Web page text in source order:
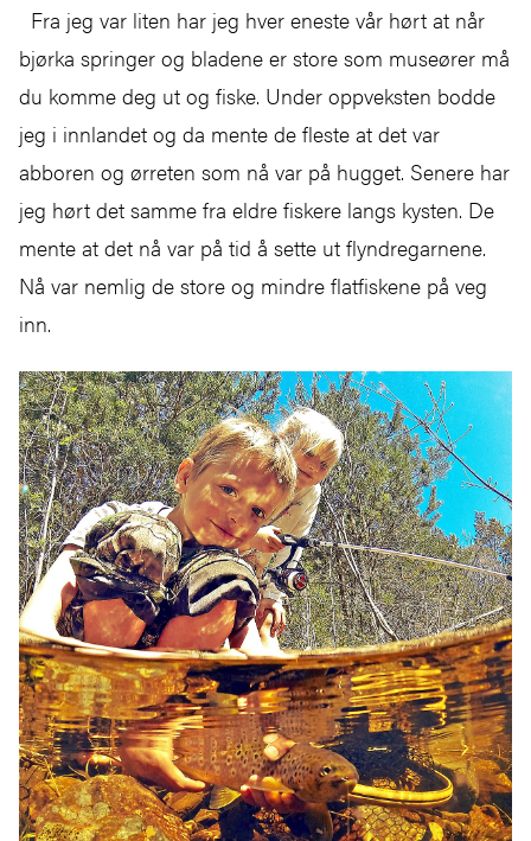
Fra jeg var liten har jeg hver eneste vår hørt at når
bjørka springer og bladene er store som museører må
du komme deg ut og fiske. Under oppveksten bodde
jeg i innlandet og da mente de fleste at det var
abboren og ørreten som nå var på hugget. Senere har
jeg hørt det samme fra eldre fiskere langs kysten. De
mente at det nå var på tid å sette ut flyndregarnene.
Nå var nemlig de store og mindre flatfiskene på veg
inn.